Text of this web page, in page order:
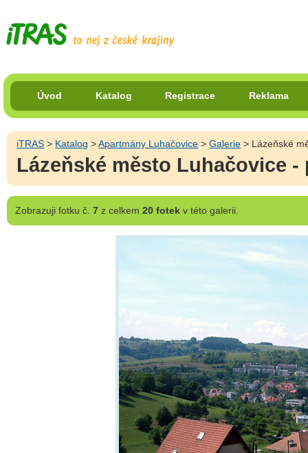
Úvod Katalog Registrace Reklama
iTRAS > Katalog >Apartmány Luhačovice >Galerie > Lázeňské
Lázeňské město Luhačovice
Zobrazujifotku č. 7z celkem 20 fotekv této galerii.